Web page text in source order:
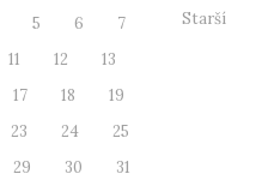
5 6
7
11 12
13
17 18
19
23 24
25
29 30
31
Starší